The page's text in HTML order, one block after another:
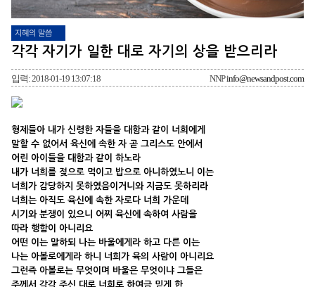
지혜의 말씀
각각 자기가 일한 대로 자기의 상을 받으리라
입력: 2018-01-19 13:07:18 NNPinfo@newsandpost.com
형제들아 내가 신령한 자들을 대함과 같이 너희에게
말할 수 없어서 육신에 속한 자 곧 그리스도 안에서
어린 아이들을 대함과 같이 하노라
내가 너희를 젖으로 먹이고 밥으로 아니하였노니 이는
너희가 감당하지 못하였음이거니와 지금도 못하리라
너희는 아직도 육신에 속한 자로다 너희 가운데
시기와 분쟁이 있으니 어찌 육신에 속하여 사람을
따라 행함이 아니리요
어떤 이는 말하되 나는 바울에게라 하고 다른 이는
나는 아볼로에게라 하니 너희가 육의 사람이 아니리요
그런즉 아볼로는 무엇이며 바울은 무엇이냐 그들은
주께서 각각 주신 대로 너희로 하여금 믿게 한